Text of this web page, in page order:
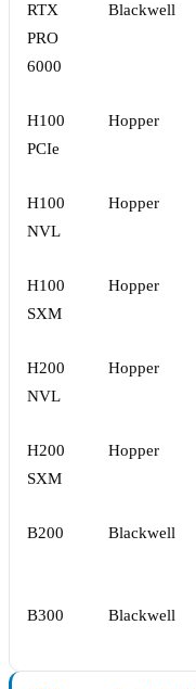
RTX
PRO
6000
Blackwell
H100
PCIe
Hopper
H100
NVL
Hopper
H100
SXM
Hopper
H200
NVL
Hopper
H200
SXM
Hopper
B200 Blackwell
B300 Blackwell